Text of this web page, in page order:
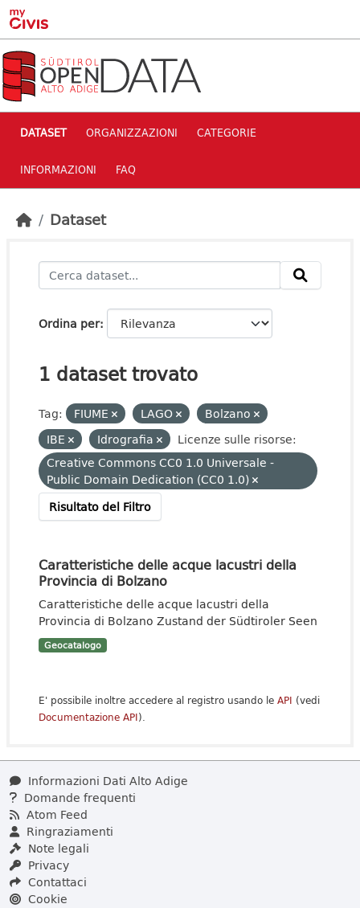
Skip to main content
DATASET ORGANIZZAZIONI CATEGORIE
INFORMAZIONI FAQ
Dataset
Ordina per
1 dataset trovato
Tag: FIUME LAGO
Bolzano
IBE
Idrografia
Licenze sulle risorse:
Creative Commons CC0 1.0 Universale -
Public Domain Dedication (CC0 1.0)
Risultato del Filtro
Caratteristiche delle acque lacustri della
Provincia di Bolzano
Caratteristiche delle acque lacustri della
Provincia di Bolzano Zustand der Südtiroler Seen
Geocatalogo
E' possibile inoltre accedere al registro usando le API (vedi
Documentazione API).
Informazioni Dati Alto Adige
Domande frequenti
Atom Feed
Ringraziamenti
Note legali
Privacy
Contattaci
Cookie